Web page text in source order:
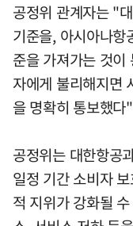
공정위 관계자는 "
기준을, 아시아나항
준을 가져가는 것
자에게 불리해지면
을 명확히 통보했다
공정위는 대한항공
일정 기간 소비자
적 지위가 강화될